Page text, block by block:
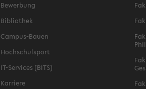
Bewerbung
Bibliothek
Campus-Bauen
Hochschulsport
IT-Services (BITS)
Karriere